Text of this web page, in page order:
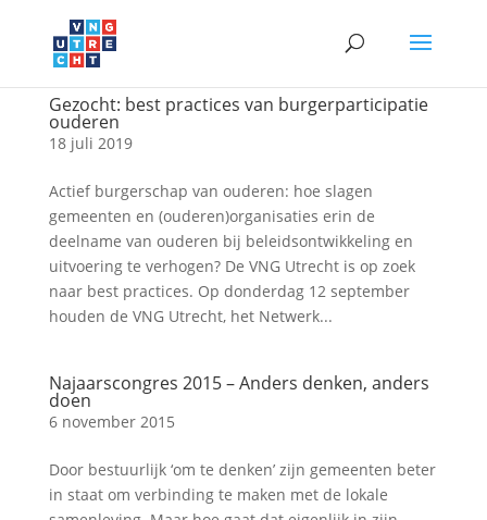
Gezocht: best practices van burgerparticipatie
ouderen
18 juli 2019
Actief burgerschap van ouderen: hoe slagen
gemeenten en (ouderen)organisaties erin de
deelname van ouderen bij beleidsontwikkeling en
uitvoering te verhogen? De VNG Utrecht is op zoek
naar best practices. Op donderdag 12 september
houden de VNG Utrecht, het Netwerk...
Najaarscongres 2015 – Anders denken, anders
doen
6 november 2015
Door bestuurlijk ‘om te denken’ zijn gemeenten beter
in staat om verbinding te maken met de lokale